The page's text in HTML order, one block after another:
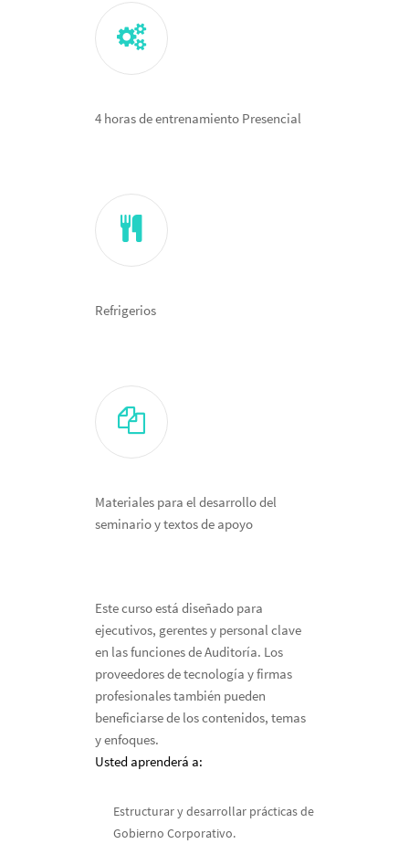
4 horas de entrenamiento Presencial
Refrigerios
Materiales para el desarrollo del
seminario y textos de apoyo
Este curso está diseñado para
ejecutivos, gerentes y personal clave
en las funciones de Auditoría. Los
proveedores de tecnología y firmas
profesionales también pueden
beneficiarse de los contenidos, temas
y enfoques.
Usted aprenderá a:
Estructurar y desarrollar prácticas de
Gobierno Corporativo.